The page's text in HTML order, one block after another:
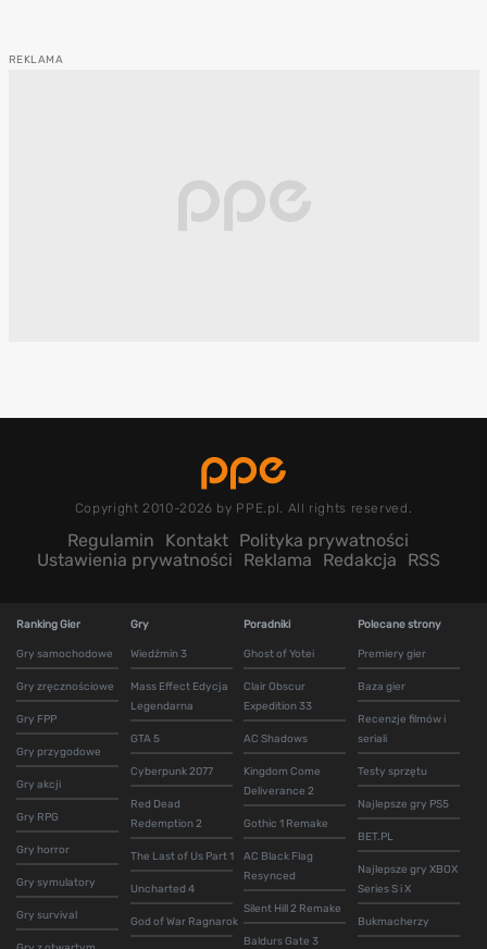
Copyright 2010-2026 by PPE.pl. All rights reserved.
Regulamin Kontakt Polityka prywatności
Ustawienia prywatności
Reklama Redakcja RSS
Ranking Gier
Gry samochodowe
Gry zręcznościowe
Gry FPP
Gry przygodowe
Gry akcji
Gry RPG
Gry horror
Gry symulatory
Gry survival
Gry
Wiedźmin 3
Mass Effect Edycja
Legendarna
GTA 5
Cyberpunk 2077
Red Dead
Redemption 2
The Last of Us Part 1
Uncharted 4
God of War Ragnarok
Poradniki
Ghost of Yotei
Clair Obscur
Expedition 33
AC Shadows
Kingdom Come
Deliverance 2
Gothic 1 Remake
AC Black Flag
Resynced
Silent Hill 2 Remake
Baldurs Gate 3
Polecane strony
Premiery gier
Baza gier
Recenzje filmów i
seriali
Testy sprzętu
Najlepsze gry PS5
BET.PL
Najlepsze gry XBOX
Series S i X
Bukmacherzy